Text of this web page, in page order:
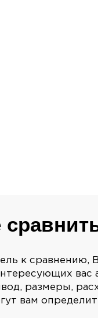
к сравнению,
вас
размеры,
вам